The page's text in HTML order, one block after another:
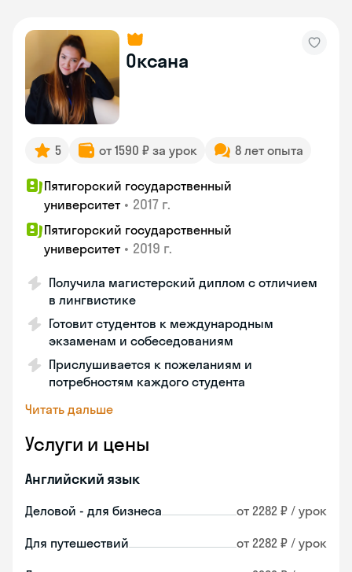
Оксана
5 от 1590 ₽ за урок 8 лет опыта
Пятигорский государственный
университет • 2017 г.
Пятигорский государственный
университет • 2019 г.
Получила магистерский диплом с отличием
в лингвистике
Готовит студентов к международным
экзаменам и собеседованиям
Прислушивается к пожеланиям и
потребностям каждого студента
Читать дальше
Услуги и цены
Английский язык
Деловой - для бизнеса от 2282 ₽ / урок
Для путешествий от 2282 ₽ / урок